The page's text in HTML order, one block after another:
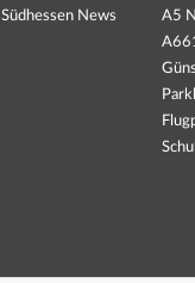
Südhessen News
A5